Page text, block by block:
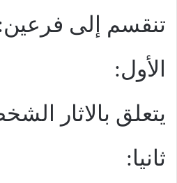
تنقسم إلى
الأول:
يتعلق بالاثار
ثانيا: